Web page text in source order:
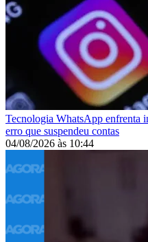
Tecnologia WhatsApp enfrenta
erro que suspendeu contas
04/08/2026 às 10:44